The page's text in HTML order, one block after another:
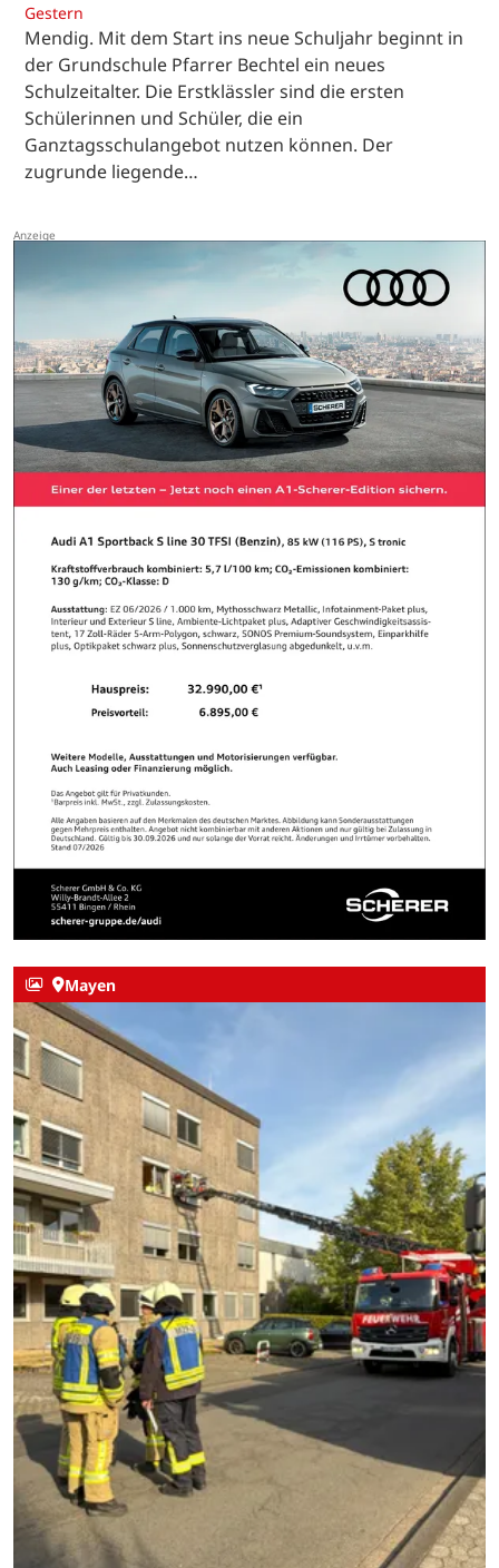
Gestern
Mendig. Mit dem Start ins neue Schuljahr beginnt in
der Grundschule Pfarrer Bechtel ein neues
Schulzeitalter. Die Erstklässler sind die ersten
Schülerinnen und Schüler, die ein
Ganztagsschulangebot nutzen können. Der
zugrunde liegende…
Mayen